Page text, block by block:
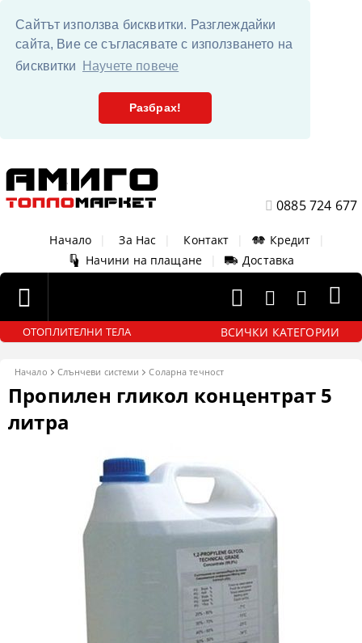
Сайтът използва бисквитки. Разглеждайки
сайта, Вие се съгласявате с използването на
бисквитки
Научете повече
Разбрах!
0885 724 677
Начало За Нас Контакт Кредит
Начини на плащане
Доставка
ОТОПЛИТЕЛНИ ТЕЛА ВСИЧКИ КАТЕГОРИИ
Начало Слънчеви системи Соларна течност
Пропилен гликол концентрат 5
литра